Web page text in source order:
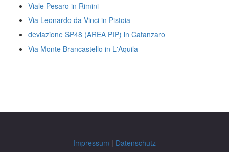
Viale Pesaro in Rimini
Via Leonardo da Vinci in Pistoia
deviazione SP48 (AREA PIP) in Catanzaro
Via Monte Brancastello in L'Aquila
Impressum | Datenschutz